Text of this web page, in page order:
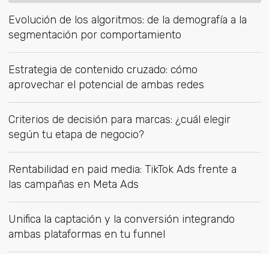
Evolución de los algoritmos: de la demografía a la
segmentación por comportamiento
Estrategia de contenido cruzado: cómo
aprovechar el potencial de ambas redes
Criterios de decisión para marcas: ¿cuál elegir
según tu etapa de negocio?
Rentabilidad en paid media: TikTok Ads frente a
las campañas en Meta Ads
Unifica la captación y la conversión integrando
ambas plataformas en tu funnel